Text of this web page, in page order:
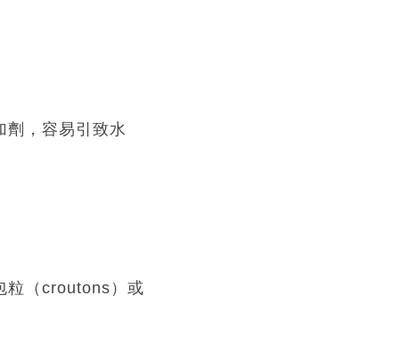
劑，容易引致水
粒（croutons）或